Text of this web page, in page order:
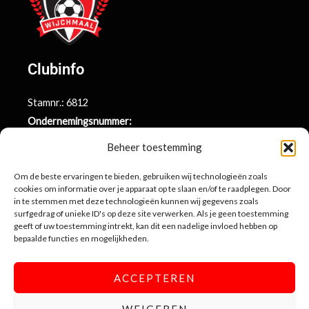
Beheer toestemming
Om de beste ervaringen te bieden, gebruiken wij technologieën zoals
cookies om informatie over je apparaat op te slaan en/of te raadplegen. Door
in te stemmen met deze technologieën kunnen wij gegevens zoals
surfgedrag of unieke ID's op deze site verwerken. Als je geen toestemming
geeft of uw toestemming intrekt, kan dit een nadelige invloed hebben op
bepaalde functies en mogelijkheden.
ACCEPTEREN
Clubinfo
Stamnr.: 6812
Ondernemingsnummer:
BE71 9731 6439 9169
Contactinformatie